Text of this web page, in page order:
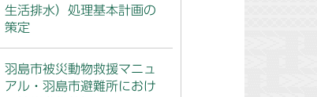
生活排水）処理基本計画の
策定
羽島市被災動物救援マニュ
アル・羽島市避難所におけ